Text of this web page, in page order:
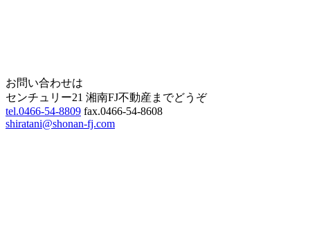
お問い合わせは
センチュリー21 湘南FJ不動産までどうぞ
tel.0466-54-8809 fax.0466-54-8608
shiratani@shonan-fj.com